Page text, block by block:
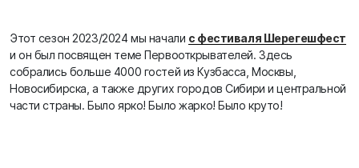
Этот сезон 2023/2024 мы начали с фестиваля Шерегешфест
и он был посвящен теме Первооткрывателей. Здесь
собрались больше 4000 гостей из Кузбасса, Москвы,
Новосибирска, а также других городов Сибири и центральной
части страны. Было ярко! Было жарко! Было круто!